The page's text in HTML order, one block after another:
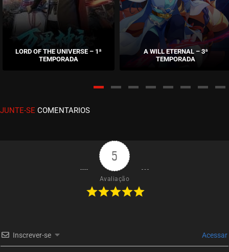
ASSISTIDO
EPISÓDIO 22
maio 31, 2026
ASSISTIDO
EPISÓDIO 20
maio 17, 2026
EPISÓDIO 19
EPISÓDIO 18
LORD OF THE UNIVERSE – 1ª
TEMPORADA
A WILL ETERNAL – 3ª
TEMPORADA
JUNTE-SE COMENTARIOS
5
Avaliação
Inscrever-se Acessar